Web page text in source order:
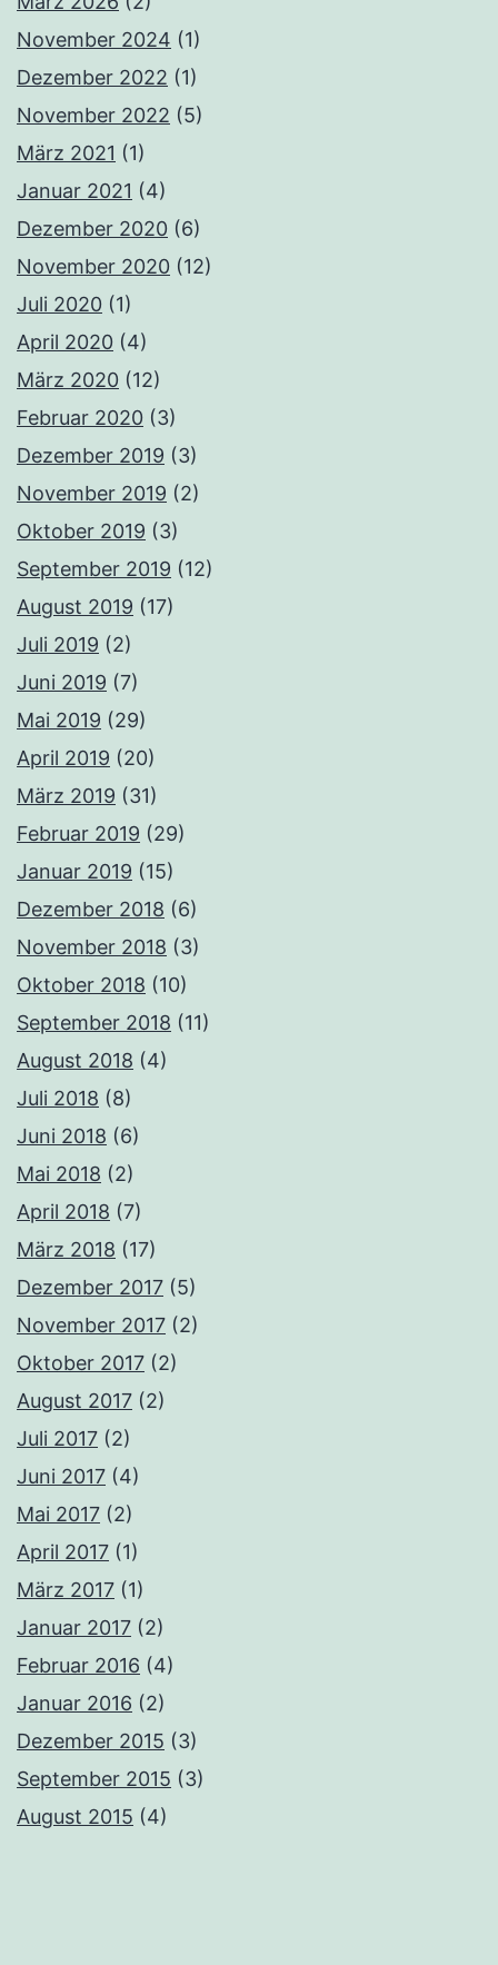
November 2024 (1)
Dezember 2022 (1)
November 2022 (5)
März 2021 (1)
Januar 2021 (4)
Dezember 2020 (6)
November 2020 (12)
Juli 2020 (1)
April 2020 (4)
März 2020 (12)
Februar 2020 (3)
Dezember 2019 (3)
November 2019 (2)
Oktober 2019 (3)
September 2019 (12)
August 2019 (17)
Juli 2019 (2)
Juni 2019 (7)
Mai 2019 (29)
April 2019 (20)
März 2019 (31)
Februar 2019 (29)
Januar 2019 (15)
Dezember 2018 (6)
November 2018 (3)
Oktober 2018 (10)
September 2018 (11)
August 2018 (4)
Juli 2018 (8)
Juni 2018 (6)
Mai 2018 (2)
April 2018 (7)
März 2018 (17)
Dezember 2017 (5)
November 2017 (2)
Oktober 2017 (2)
August 2017 (2)
Juli 2017 (2)
Juni 2017 (4)
Mai 2017 (2)
April 2017 (1)
März 2017 (1)
Januar 2017 (2)
Februar 2016 (4)
Januar 2016 (2)
Dezember 2015 (3)
September 2015 (3)
August 2015 (4)